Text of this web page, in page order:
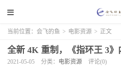
当前位置： 会飞的鱼 > 电影资源 > 正文
全新 4K 重制，《指环王 3》
2021-05-05 分类： 电影资源 评论(0)